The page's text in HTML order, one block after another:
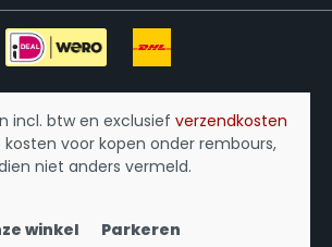
incl. btw en exclusief verzendkosten
voor kopen onder rembours,
niet anders vermeld.
winkel
Parkeren